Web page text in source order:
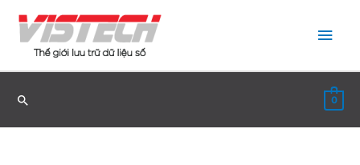
dung
0